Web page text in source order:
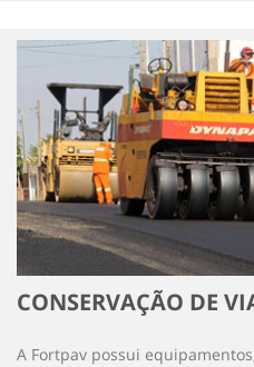
CONSERVAÇÃO DE
A Fortpav possui